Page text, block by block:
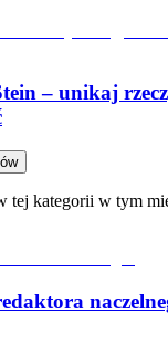
– unikaj
tej kategorii w tym